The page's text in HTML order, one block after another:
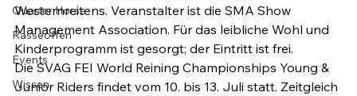
Quarter Horse
Rasseoffen
Events
Wissen
Westernreitens. Veranstalter ist die SMA Show
Management Association. Für das leibliche Wohl und
Kinderprogramm ist gesorgt; der Eintritt ist frei.
Die SVAG FEI World Reining Championships Young &
Junior Riders findet vom 10. bis 13. Juli statt. Zeitgleich